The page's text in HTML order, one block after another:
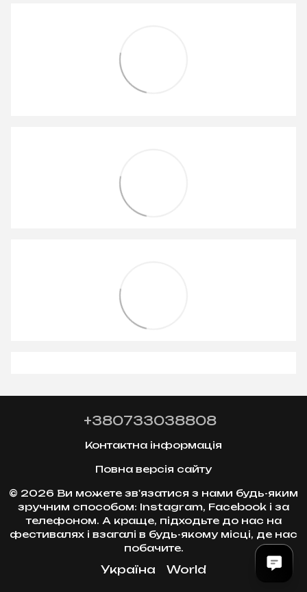
+380733038808
Контактна інформація
Повна версія сайту
© 2026 Ви можете зв'язатися з нами будь-яким
зручним способом: Instagram, Facebook і за
телефоном. А краще, підходьте до нас на
фестивалях і взагалі в будь-якому місці, де нас
побачите.
Україна World